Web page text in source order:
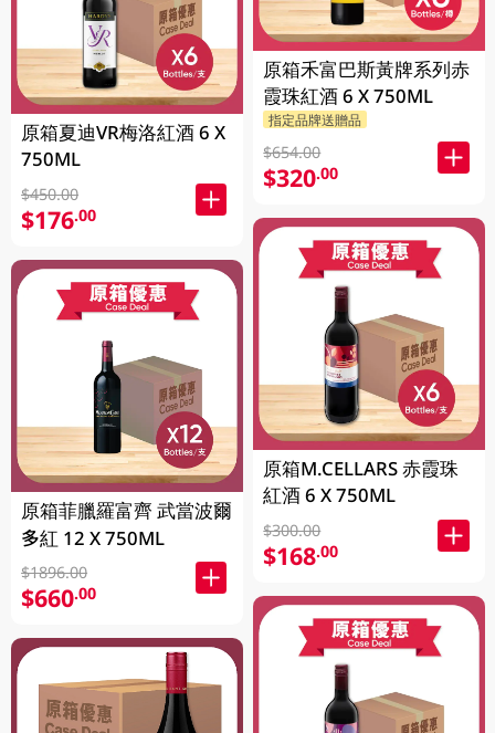
原箱夏迪VR梅洛紅酒 6 X
750ML
$450.00
$176.00
原箱菲臘羅富齊 武當波爾
多紅 12 X 750ML
$1896.00
$660.00
原箱禾富巴斯黃牌系列赤
霞珠紅酒 6 X 750ML
指定品牌送贈品
$654.00
$320.00
原箱M.CELLARS 赤霞珠
紅酒 6 X 750ML
$300.00
$168.00